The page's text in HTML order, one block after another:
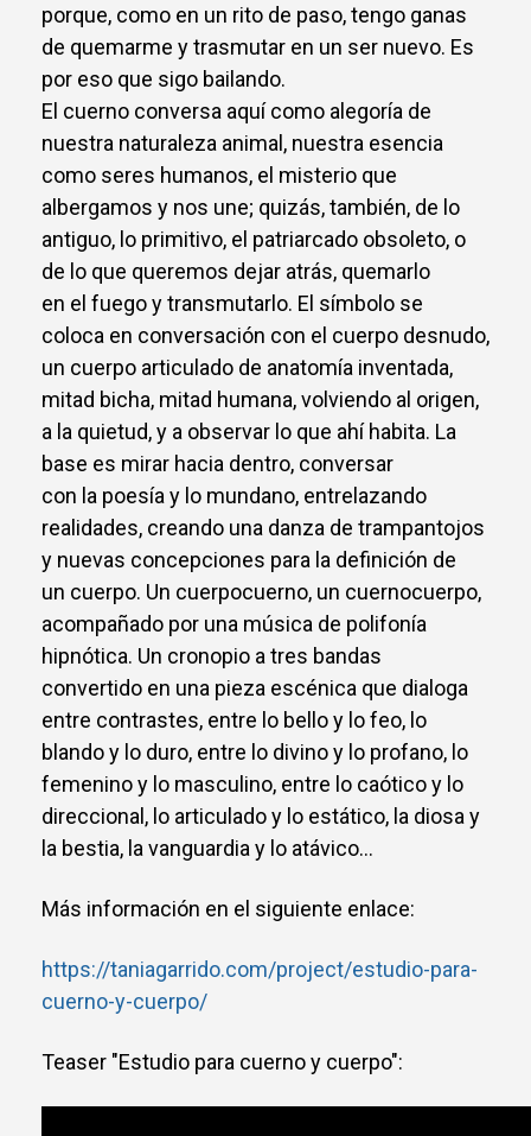
porque, como en un rito de paso, tengo ganas
de quemarme y trasmutar en un ser nuevo. Es
por eso que sigo bailando.
El cuerno conversa aquí como alegoría de
nuestra naturaleza animal, nuestra esencia
como seres humanos, el misterio que
albergamos y nos une; quizás, también, de lo
antiguo, lo primitivo, el patriarcado obsoleto, o
de lo que queremos dejar atrás, quemarlo
en el fuego y transmutarlo. El símbolo se
coloca en conversación con el cuerpo desnudo,
un cuerpo articulado de anatomía inventada,
mitad bicha, mitad humana, volviendo al origen,
a la quietud, y a observar lo que ahí habita. La
base es mirar hacia dentro, conversar
con la poesía y lo mundano, entrelazando
realidades, creando una danza de trampantojos
y nuevas concepciones para la definición de
un cuerpo. Un cuerpocuerno, un cuernocuerpo,
acompañado por una música de polifonía
hipnótica. Un cronopio a tres bandas
convertido en una pieza escénica que dialoga
entre contrastes, entre lo bello y lo feo, lo
blando y lo duro, entre lo divino y lo profano, lo
femenino y lo masculino, entre lo caótico y lo
direccional, lo articulado y lo estático, la diosa y
la bestia, la vanguardia y lo atávico…
Más información en el siguiente enlace:
https://taniagarrido.com/project/estudio-para-
cuerno-y-cuerpo/
Teaser "Estudio para cuerno y cuerpo":